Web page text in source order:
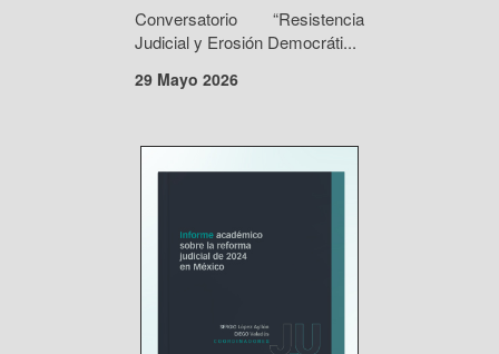
Conversatorio “Resistencia
Judicial y Erosión Democráti...
29 Mayo 2026